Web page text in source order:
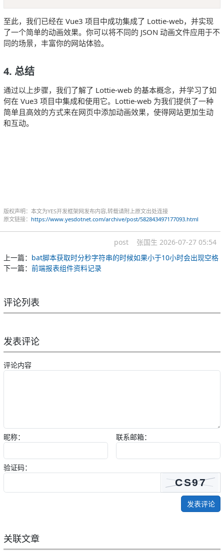
至此，我们已经在 Vue3 项目中成功集成了 Lottie-web，并实现
了一个简单的动画效果。你可以将不同的 JSON 动画文件应用于不
同的场景，丰富你的网站体验。
4. 总结
通过以上步骤，我们了解了 Lottie-web 的基本概念，并学习了如
何在 Vue3 项目中集成和使用它。Lottie-web 为我们提供了一种
简单且高效的方式来在网页中添加动画效果，使得网站更加生动
和互动。
版权声明：本文为YES开发框架网发布内容,转载请附上原文出处连接
原文链接： https://www.yesdotnet.com/archive/post/582843497177093.html
post 张国生 2026-07-27 05:54
上一篇： bat脚本获取时分秒字符串的时候如果小于10小时会出现空格
下一篇： 前端报表组件资料记录
评论列表
发表评论
评论内容
昵称： 联系邮箱：
验证码：
发表评论
关联文章